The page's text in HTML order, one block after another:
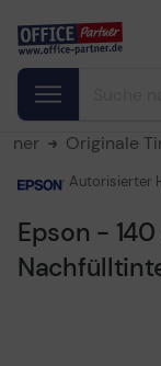
Originale
Epson -
Autorisierter